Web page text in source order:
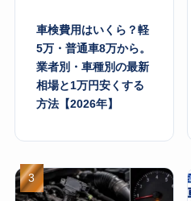
車検費用はいくら？軽
5万・普通車8万から。
業者別・車種別の最新
相場と1万円安くする
方法【2026年】